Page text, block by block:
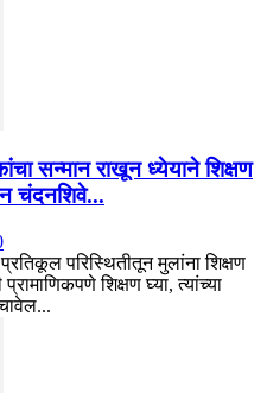
सन्मान राखून ध्येयाने शिक्षण
चंदनशिवे...
परिस्थितीतून मुलांना शिक्षण
शिक्षण घ्या, त्यांच्या